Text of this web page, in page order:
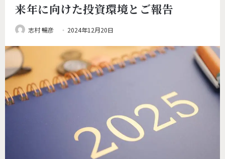
来年に向けた投資環境とご報告
志村 暢彦 2024年12月20日